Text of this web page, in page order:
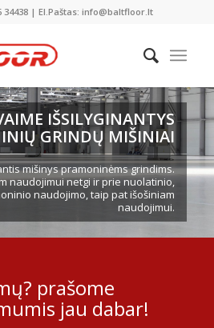
34438 | El.Paštas: info@baltfloor.lt
IŠSILYGINANTYS
GRINDŲ MIŠINIAI
mišinys pramoninėms grindims.
naudojimui netgi ir prie nuolatinio,
naudojimo, taip pat išošiniam
naudojimui.
prašome
jau dabar!